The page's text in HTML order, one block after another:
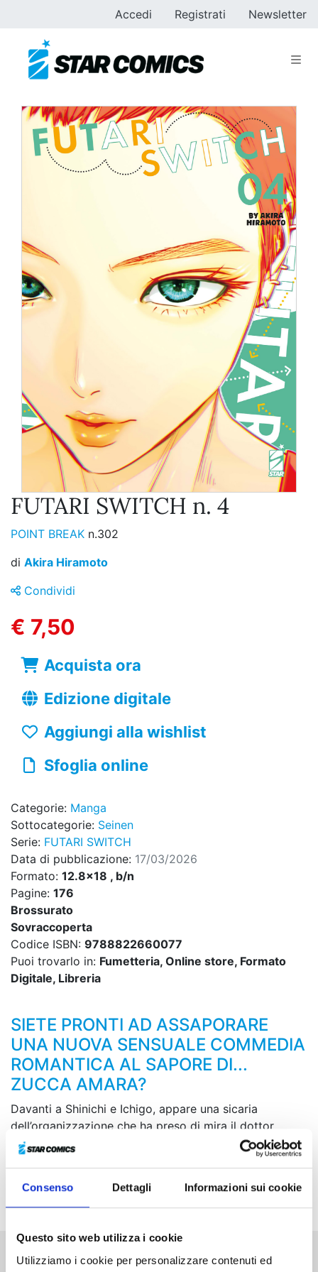
Consenso Dettagli Informazioni sui cookie
Questo sito web utilizza i cookie
Utilizziamo i cookie per personalizzare contenuti ed
Accedi Registrati Newsletter
FUTARI SWITCH n. 4
POINT BREAK n.302
di Akira Hiramoto
Condividi
€ 7,50
Acquista ora
Edizione digitale
Aggiungi alla wishlist
Sfoglia online
Categorie: Manga
Sottocategorie: Seinen
Serie: FUTARI SWITCH
Data di pubblicazione: 17/03/2026
Formato: 12.8x18 , b/n
Pagine: 176
Brossurato
Sovraccoperta
Codice ISBN: 9788822660077
Puoi trovarlo in: Fumetteria, Online store, Formato
Digitale, Libreria
SIETE PRONTI AD ASSAPORARE
UNA NUOVA SENSUALE COMMEDIA
ROMANTICA AL SAPORE DI...
ZUCCA AMARA?
Davanti a Shinichi e Ichigo, appare una sicaria
dell’organizzazione che ha preso di mira il dottor
Inujiro. Con la sua forza schiacciante mette i due
ragazzi con le spalle al muro e quasi soffoca Shinichi
disperata, cosa potrà fare Ichigo?!